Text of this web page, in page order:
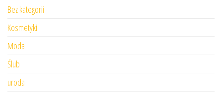
Bez kategorii
Kosmetyki
Moda
Ślub
uroda